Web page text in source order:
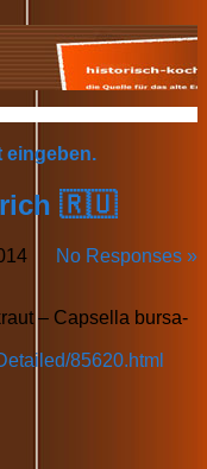
eingeben.
🇷🇺
No Responses »
– Capsella bursa-
85620.html